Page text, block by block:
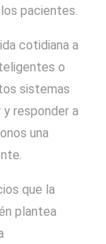
pacientes.
cotidiana a
o
sistemas
responder a
una
que la
plantea